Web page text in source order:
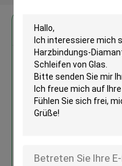
Erhalten Sie